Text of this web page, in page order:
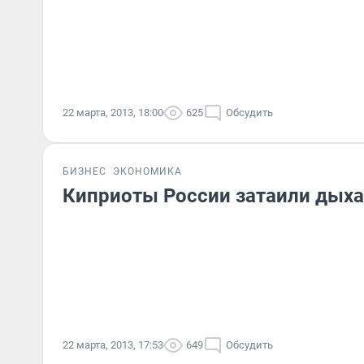
22 марта, 2013, 18:00 625 Обсудить
БИЗНЕС ЭКОНОМИКА
Киприоты России затаили
22 марта, 2013, 17:53 649 Обсудить